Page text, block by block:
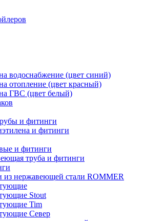
водоснабжение (цвет синий)
отопление (цвет красный)
ГВС (цвет белый)
и фитинги
и фитинги
и фитинги
труба и фитинги
из нержавеющей стали ROMMER
Stout
Tim
Север